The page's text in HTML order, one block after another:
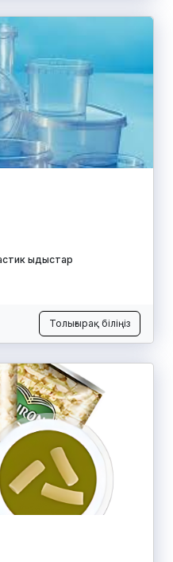
арнайы киімдерді